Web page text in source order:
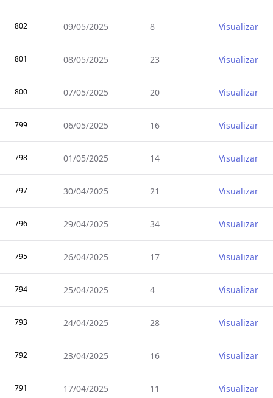
802 09/05/2025 8 Visualizar
801 08/05/2025 23 Visualizar
800 07/05/2025 20 Visualizar
799 06/05/2025 16 Visualizar
798 01/05/2025 14 Visualizar
797 30/04/2025 21 Visualizar
796 29/04/2025 34 Visualizar
795 26/04/2025 17 Visualizar
794 25/04/2025 4 Visualizar
793 24/04/2025 28 Visualizar
792 23/04/2025 16 Visualizar
791 17/04/2025 11 Visualizar